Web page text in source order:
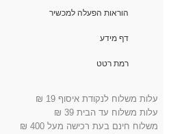
הוראות הפעלה למכשיר
דף מידע
רמת רטט
עלות משלוח לנקודת איסוף 19 ₪
עלות משלוח עד הבית 39 ₪
משלוח חינם בעת רכישה מעל 400 ₪